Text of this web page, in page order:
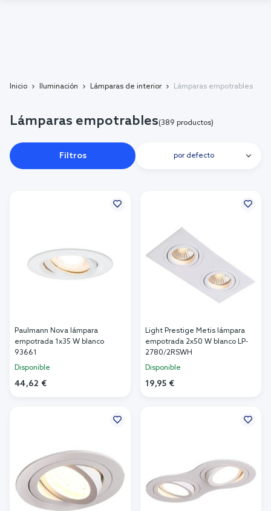
Inicio Iluminación Lámparas de interior Lámparas empotrables
Lámparas empotrables(389 productos)
Filtros por defecto
Paulmann Nova lámpara
empotrada 1x35 W blanco
93661
Disponible
44,62 €
Light Prestige Metis lámpara
empotrada 2x50 W blanco LP-
2780/2RSWH
Disponible
19,95 €